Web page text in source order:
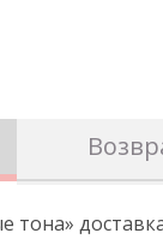
тона»